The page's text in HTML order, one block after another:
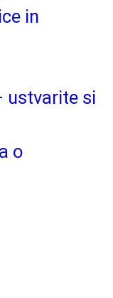
in
ustvarite si
o